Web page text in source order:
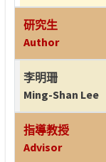
研究生
Author
李明珊
Ming-Shan Lee
指導教授
Advisor